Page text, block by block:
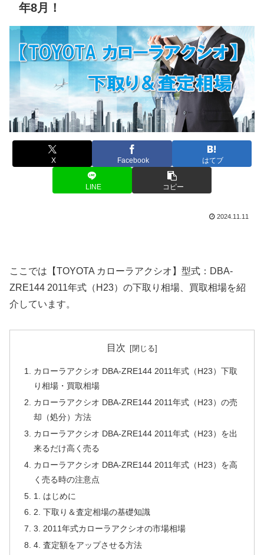
年8月！
X Facebook はてブ
LINE コピー
2024.11.11
ここでは【TOYOTA カローラアクシオ】型式：DBA-
ZRE144 2011年式（H23）の下取り相場、買取相場を紹
介しています。
目次
カローラアクシオ DBA-ZRE144 2011年式（H23）下取
り相場・買取相場
カローラアクシオ DBA-ZRE144 2011年式（H23）の売
却（処分）方法
カローラアクシオ DBA-ZRE144 2011年式（H23）を出
来るだけ高く売る
カローラアクシオ DBA-ZRE144 2011年式（H23）を高
く売る時の注意点
1. はじめに
2. 下取り＆査定相場の基礎知識
3. 2011年式カローラアクシオの市場相場
4. 査定額をアップさせる方法